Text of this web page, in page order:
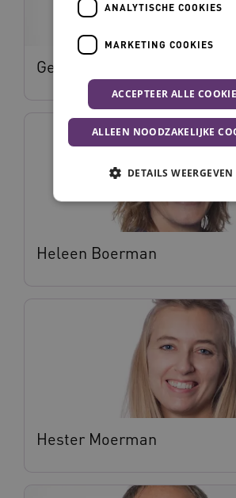
Gerard Baas
Heleen Boerman
Hester Moerman
ANALYTISCHE COOKIES
MARKETING COOKIES
ACCEPTEER ALLE
ALLEEN NOODZAKELIJKE
DETAILS WEERGEVEN
Noodzakelijke cookies
Marketing cookies
ervoor dat de website werkt. Deze
worden altijd geplaatst en maken geen
__Secure-ROLLOUT_TOKEN